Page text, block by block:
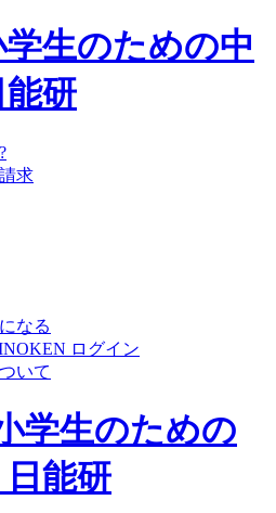
生のための中
研
求
なる
ログイン
いて